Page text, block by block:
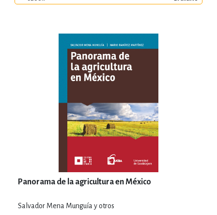
Panorama de la agricultura en México
Salvador Mena Munguía y otros